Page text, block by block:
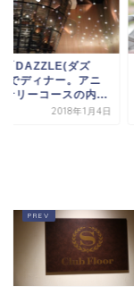
「DAZZLE(ダズ
でディナー。アニ
サリーコースの内...
2018年1月4日